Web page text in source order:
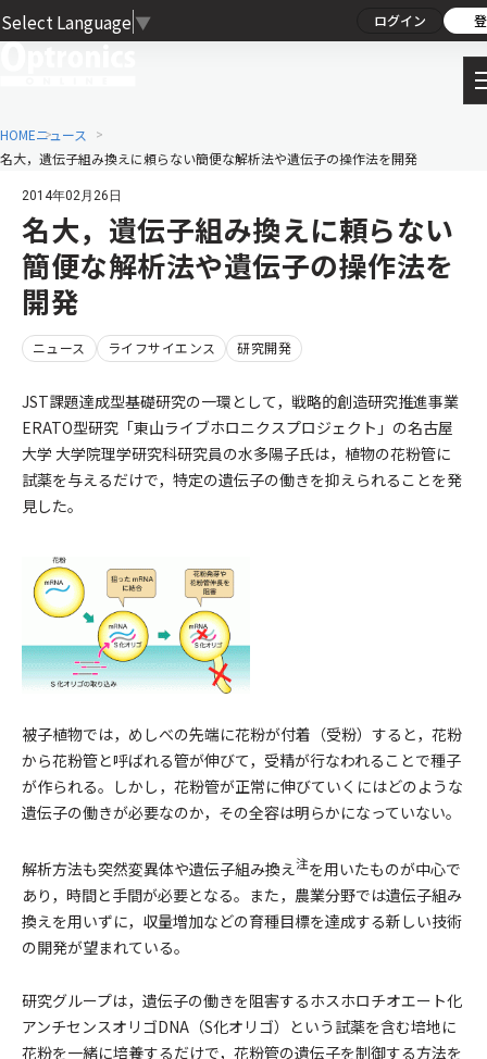
Select Language ▼ ログイン
HOMEニュース
名大，遺伝子組み換えに頼らない簡便な解析法や遺伝子の操作法を開発
2014年02月26日
名大，遺伝子組み換えに頼らない
簡便な解析法や遺伝子の操作法を
開発
ニュース ライフサイエンス 研究開発
JST課題達成型基礎研究の一環として，戦略的創造研究推進事業
ERATO型研究「東山ライブホロニクスプロジェクト」の名古屋
大学 大学院理学研究科研究員の水多陽子氏は，植物の花粉管に
試薬を与えるだけで，特定の遺伝子の働きを抑えられることを発
見した。
被子植物では，めしべの先端に花粉が付着（受粉）すると，花粉
から花粉管と呼ばれる管が伸びて，受精が行なわれることで種子
が作られる。しかし，花粉管が正常に伸びていくにはどのような
遺伝子の働きが必要なのか，その全容は明らかになっていない。
解析方法も突然変異体や遺伝子組み換え注を用いたものが中心で
あり，時間と手間が必要となる。また，農業分野では遺伝子組み
換えを用いずに，収量増加などの育種目標を達成する新しい技術
の開発が望まれている。
研究グループは，遺伝子の働きを阻害するホスホロチオエート化
アンチセンスオリゴDNA（S化オリゴ）という試薬を含む培地に
花粉を一緒に培養するだけで，花粉管の遺伝子を制御する方法を